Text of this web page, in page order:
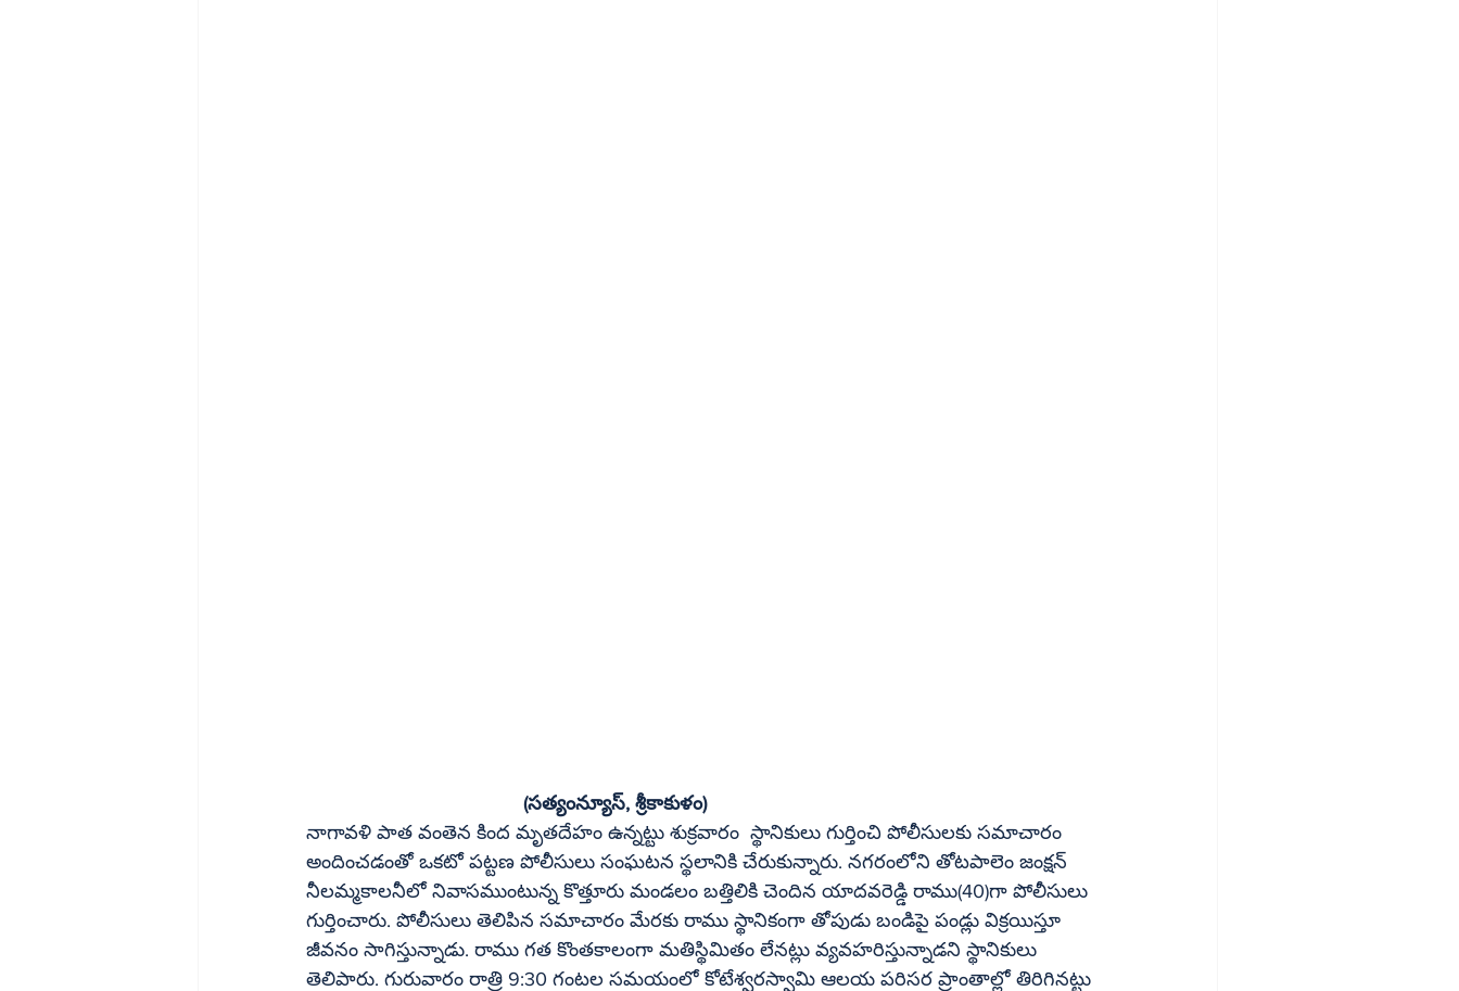
(సత్యంన్యూస్‌, శ్రీకాకుళం)
నాగావళి పాత వంతెన కింద మృతదేహం ఉన్నట్టు శుక్రవారం  స్థానికులు గుర్తించి పోలీసులకు సమాచారం
అందించడంతో ఒకటో పట్టణ పోలీసులు సంఘటన స్థలానికి చేరుకున్నారు. నగరంలోని తోటపాలెం జంక్షన్‌
నీలమ్మకాలనీలో నివాసముంటున్న కొత్తూరు మండలం బత్తిలికి చెందిన యాదవరెడ్డి రాము(40)గా పోలీసులు
గుర్తించారు. పోలీసులు తెలిపిన సమాచారం మేరకు రాము స్థానికంగా తోపుడు బండిపై పండ్లు విక్రయిస్తూ
జీవనం సాగిస్తున్నాడు. రాము గత కొంతకాలంగా మతిస్థిమితం లేనట్లు వ్యవహరిస్తున్నాడని స్థానికులు
తెలిపారు. గురువారం రాత్రి 9:30 గంటల సమయంలో కోటేశ్వరస్వామి ఆలయ పరిసర ప్రాంతాల్లో తిరిగినట్టు